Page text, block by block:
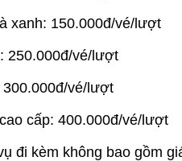
xanh: 150.000đ/vé/lượt
250.000đ/vé/lượt
vé/lượt
cấp: 400.000đ/vé/lượt
đi kèm không bao gồm